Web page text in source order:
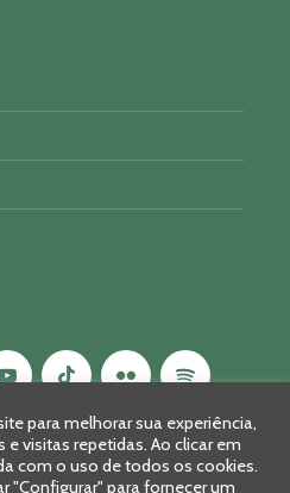
para melhorar sua experiência,
visitas repetidas. Ao clicar em
com o uso de todos os cookies.
"Configurar" para fornecer um